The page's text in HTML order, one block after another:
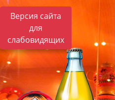
Версия сайта
для
слабовидящих